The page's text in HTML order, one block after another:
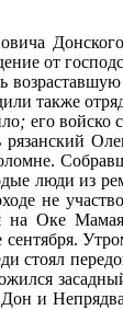
от
также
; его войско
люди из
не
на Оке
стоял
и